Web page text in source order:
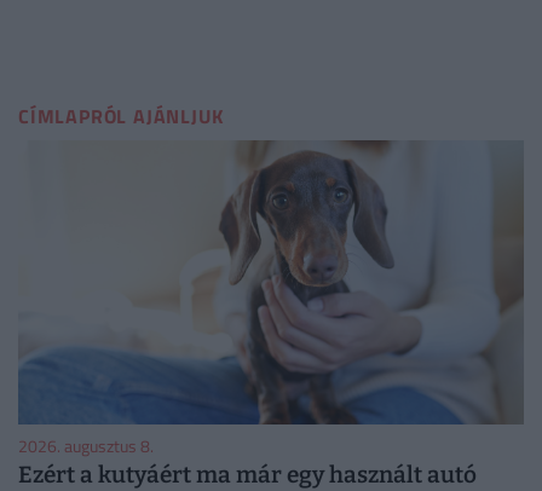
CÍMLAPRÓL AJÁNLJUK
2026. augusztus 8.
Ezért a kutyáért ma már egy használt autó